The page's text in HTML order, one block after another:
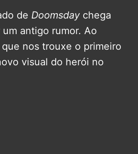
de Doomsday chega
antigo rumor. Ao
nos trouxe o primeiro
visual do herói no